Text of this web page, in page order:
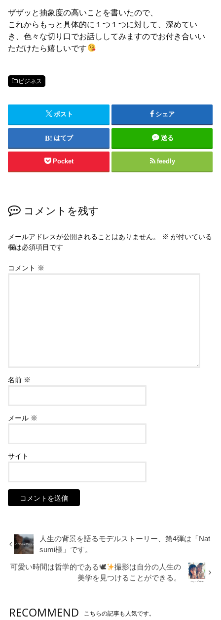
ザザッと抽象度の高いことを書いたので、
これからもっと具体的に１つ１つに対して、深めてい
き、色々な切り口でお話ししてみますのでお付き合いい
ただけたら嬉しいです
ビジネス
ポスト シェア
はてブ 送る
Pocket feedly
コメントを残す
メールアドレスが公開されることはありません。 ※ が付いている
欄は必須項目です
コメント ※
名前 ※
メール ※
サイト
人生の背景を語るモデルストーリー、第4弾は「Nat
sumi様」です。
可愛い時間は哲学的である🕊
撮影は自分の人生の
美学を見つけることができる。
RECOMMEND こちらの記事も人気です。